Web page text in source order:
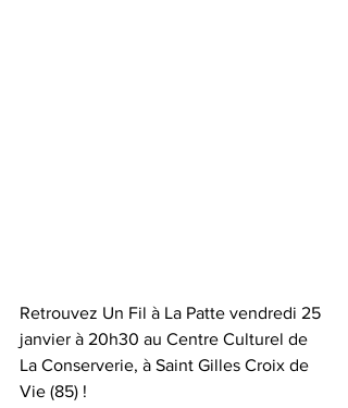
Retrouvez Un Fil à La Patte vendredi 25
janvier à 20h30 au Centre Culturel de
La Conserverie, à Saint Gilles Croix de
Vie (85) !